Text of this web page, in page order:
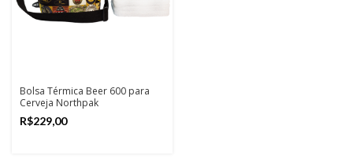
Bolsa Térmica Beer 600 para
Cerveja Northpak
R$